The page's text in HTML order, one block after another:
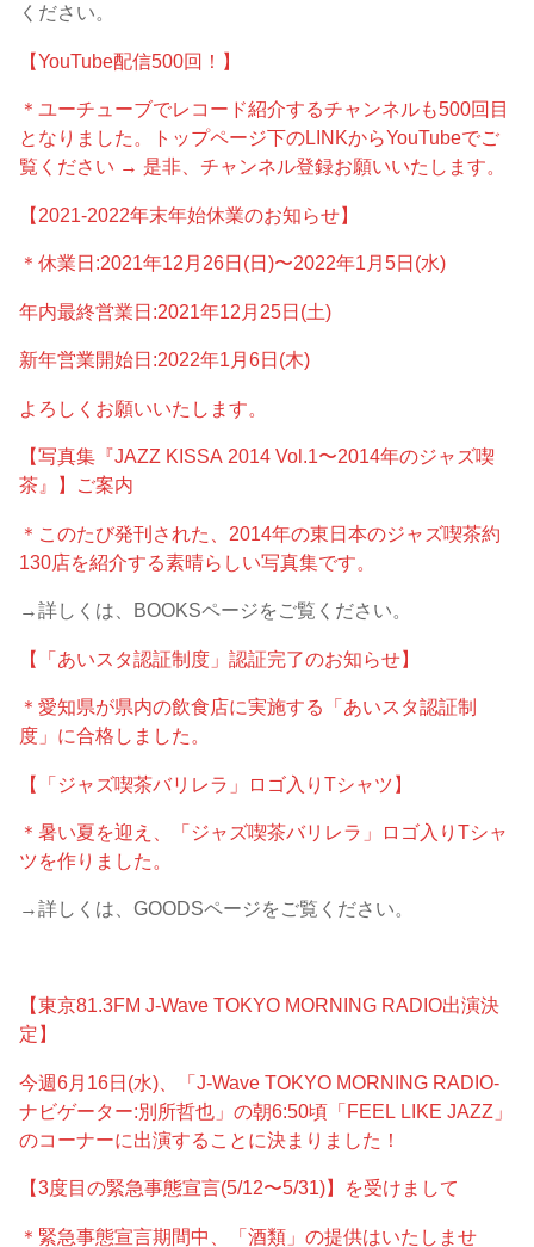
ください。
【YouTube配信500回！】
＊ユーチューブでレコード紹介するチャンネルも500回目
となりました。トップページ下のLINKからYouTubeでご
覧ください → 是非、チャンネル登録お願いいたします。
【2021-2022年末年始休業のお知らせ】
＊休業日:2021年12月26日(日)〜2022年1月5日(水)
年内最終営業日:2021年12月25日(土)
新年営業開始日:2022年1月6日(木)
よろしくお願いいたします。
【写真集『JAZZ KISSA 2014 Vol.1〜2014年のジャズ喫
茶』】ご案内
＊このたび発刊された、2014年の東日本のジャズ喫茶約
130店を紹介する素晴らしい写真集です。
→詳しくは、BOOKSページをご覧ください。
【「あいスタ認証制度」認証完了のお知らせ】
＊愛知県が県内の飲食店に実施する「あいスタ認証制
度」に合格しました。
【「ジャズ喫茶バリレラ」ロゴ入りTシャツ】
＊暑い夏を迎え、「ジャズ喫茶バリレラ」ロゴ入りTシャ
ツを作りました。
→詳しくは、GOODSページをご覧ください。
【東京81.3FM J-Wave TOKYO MORNING RADIO出演決
定】
今週6月16日(水)、「J-Wave TOKYO MORNING RADIO-
ナビゲーター:別所哲也」の朝6:50頃「FEEL LIKE JAZZ」
のコーナーに出演することに決まりました！
【3度目の緊急事態宣言(5/12〜5/31)】を受けまして
＊緊急事態宣言期間中、「酒類」の提供はいたしませ